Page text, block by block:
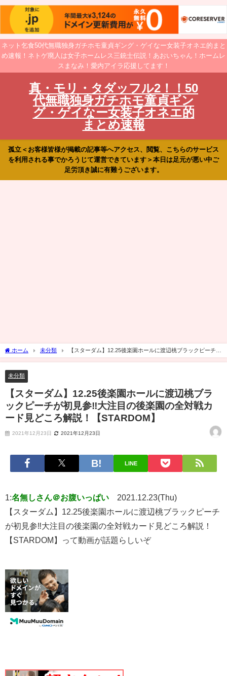
ネット乞食50代無職独身ガチホモ童貞ギング・ゲイなー女装子オネエ的まと
め速報！ネトゲ廃人は女子ホームレス三銃士伝説！あおいちゃん！ホームレ
スまなみ！愛内アイラ応援してます！
真・モリ・タダッフル2！！50
代無職独身ガチホモ童貞ギン
グ・ゲイなー女装子オネエ的
まとめ速報
孤立＜お客様皆様が掲載の記事等へアクセス、閲覧、こちらのサービス
を利用される事でかろうじて運営できています＞本日は足元が悪い中ご
足労頂き誠に有難うございます。
ホーム 未分類
【スターダム】12.25後楽園ホールに渡辺桃ブラックピーチが
初見参‼大注目の後楽園の全対戦カード見どころ解説！【STARDOM】
未分類
【スターダム】12.25後楽園ホールに渡辺桃ブラ
ックピーチが初見参‼大注目の後楽園の全対戦カ
ード見どころ解説！【STARDOM】
2021年12月23日 2021年12月23日
LINE
1:名無しさん＠お腹いっぱい
2021.12.23(Thu)
【スターダム】12.25後楽園ホールに渡辺桃ブラックピーチ
が初見参‼大注目の後楽園の全対戦カード見どころ解説！
【STARDOM】って動画が話題らしいぞ